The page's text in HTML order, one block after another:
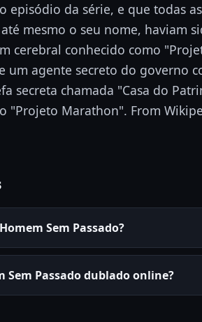
episódio da série, e que todas
mesmo o seu nome, haviam
cerebral conhecido como
um agente secreto do governo
secreta chamada "Casa do
"Projeto Marathon". From
Sem Passado?
Sem Passado dublado online?